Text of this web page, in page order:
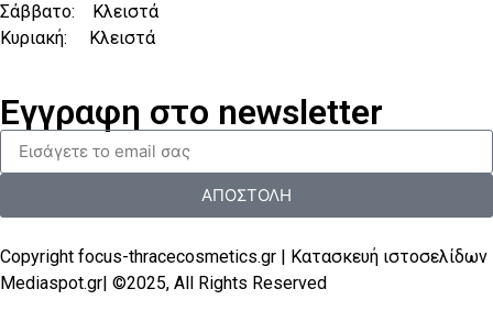
Σάββατο: Κλειστά
Κυριακή: Κλειστά
Εγγραφη στο newsletter
ΑΠΟΣΤΟΛΗ
Copyright focus-thracecosmetics.gr | Κατασκευή ιστοσελίδων
Mediaspot.gr| ©2025, All Rights Reserved